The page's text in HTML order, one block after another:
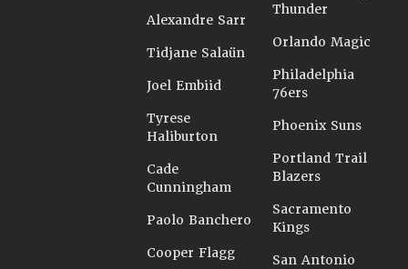
Alexandre Sarr
Tidjane Salaün
Joel Embiid
Tyrese
Haliburton
Cade
Cunningham
Paolo Banchero
Cooper Flagg
Thunder
Orlando Magic
Philadelphia
76ers
Phoenix Suns
Portland Trail
Blazers
Sacramento
Kings
San Antonio